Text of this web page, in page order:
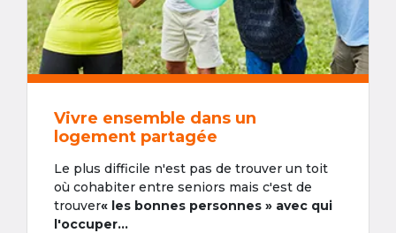
Vivre ensemble dans un
logement partagée
Le plus difficile n'est pas de trouver un toit
où cohabiter entre seniors mais c'est de
trouver« les bonnes personnes » avec qui
l'occuper...